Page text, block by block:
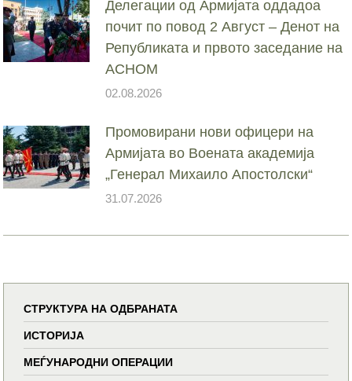
Делегации од Армијата оддадоа
почит по повод 2 Август – Денот на
Републиката и првото заседание на
АСНОМ
02.08.2026
Промовирани нови офицери на
Армијата во Воената академија
„Генерал Михаило Апостолски“
31.07.2026
СТРУКТУРА НА ОДБРАНАТА
ИСТОРИЈА
МЕЃУНАРОДНИ ОПЕРАЦИИ